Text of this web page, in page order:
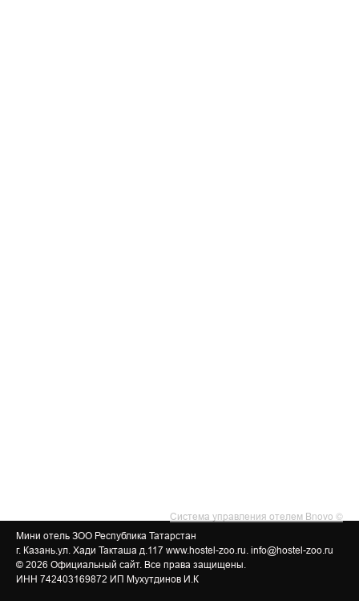
Система управления отелем Bnovo ©
Мини отель ЗОО Республика Татарстан
г. Казань.ул. Хади Такташа д.117 www.hostel-zoo.ru. info@hostel-zoo.ru
© 2026 Официальный сайт. Все права защищены.
ИНН 742403169872 ИП Мухутдинов И.К